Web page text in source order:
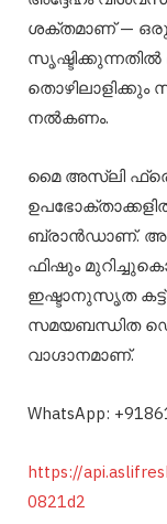
ശക്തമാണ് — ഒരു
നൽകണം.
മൈ അസ്ലി
ബ്രാൻഡാണ്.
ഫിഷും
ഇഷ്ടാനുസൃത കട്ട്
സമയബന്ധിത
വാഗ്ദാനമാണ്.
WhatsApp:
https://
0821d2